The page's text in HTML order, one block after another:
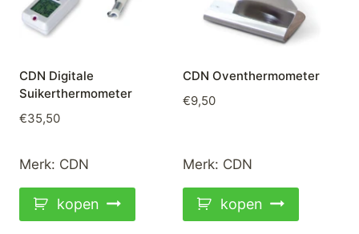
CDN Digitale
Suikerthermometer
€35,50
Merk: CDN
kopen
CDN Oventhermometer
€9,50
Merk: CDN
kopen